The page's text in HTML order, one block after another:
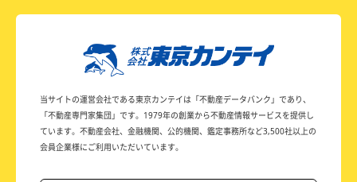
当サイトの運営会社である東京カンテイは 「不動産データバンク」であり、
「不動産専門家集団」です。 1979年の創業から不動産情報サービスを提供し
ています。 不動産会社、金融機関、公的機関、鑑定事務所など3,500社以上の
会員企業様にご利用いただいています。